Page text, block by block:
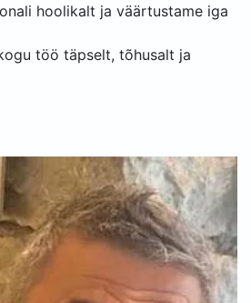
hoolikalt ja väärtustame iga
töö täpselt, tõhusalt ja